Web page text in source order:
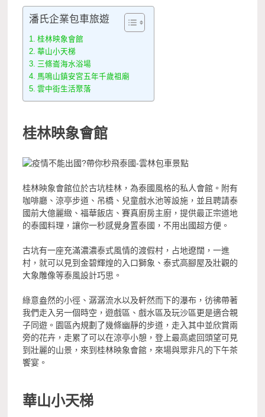
潘氏企業包車旅遊
桂林映象會館
華山小天梯
三條崙海水浴場
馬鳴山鎮安宮五年千歲祖廟
雲中街生活聚落
桂林映象會館
桂林映象會館位於古坑桂林，為泰國風格的私人會館。附有
咖啡廳、涼亭步道、吊橋、兒童戲水池等設施，並且聘請泰
國前大億麗緻、福華飯店、賽真廚房主廚，提供最正宗道地
的泰國料理，讓你一秒感覺身置泰國，不用出國超方便。
古坑有一座充滿濃濃泰式風情的渡假村，占地遼闊，一進
村，就可以見到金碧輝煌的入口獅象、泰式高腳屋及壯觀的
大象雕像等泰風設計巧思。
綠意盎然的小徑、潺潺流水以及軒然而下的瀑布，彷彿帶著
我們走入另一個時空，遊戲區、戲水區及玩沙區更是適合親
子同遊。園區內規劃了幾條幽靜的步道，走入其中並欣賞兩
旁的花卉，走累了可以在涼亭小憩，登上最高處回頭望可見
到壯麗的山景，來到桂林映象會館，來場與眾非凡的下午茶
饗宴。
華山小天梯